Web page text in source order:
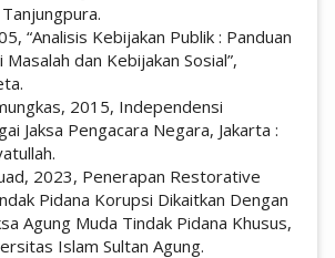
“Analisis Kebijakan Publik : Panduan
dan Kebijakan Sosial”,
2015, Independensi
Jaksa Pengacara Negara, Jakarta :
2023, Penerapan Restorative
Pidana Korupsi Dikaitkan Dengan
Agung Muda Tindak Pidana Khusus,
Islam Sultan Agung.